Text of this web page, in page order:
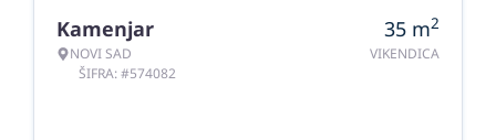
Kamenjar
NOVI SAD
ŠIFRA: #574082
35 m2
VIKENDICA